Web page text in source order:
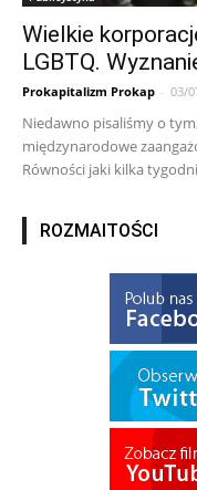
Wielkie
LGBTQ.
Prokapitalizm Prokap - 03/
Niedawno pisaliśmy o
międzynarodowe
Równości jaki kilka
ROZMAITOŚCI